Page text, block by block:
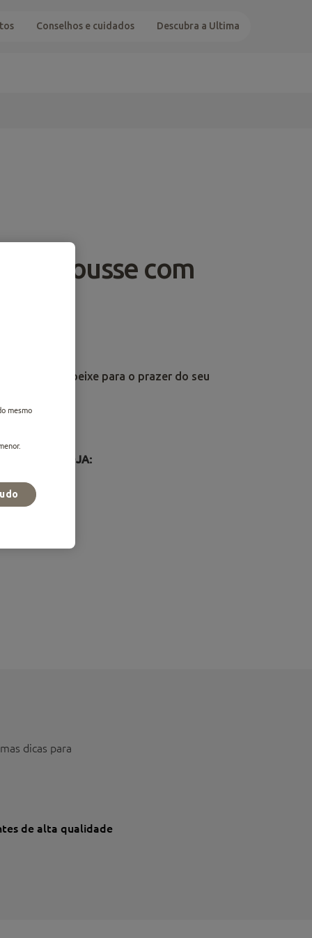
Conselhos e cuidados Descubra a Ultima
Mousse com
com peixe para o prazer do seu
NA LOJA:
online
dicas para
de alta qualidade
mesmo